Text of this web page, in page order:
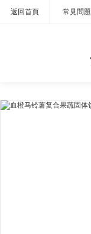
返回首頁 常見問題